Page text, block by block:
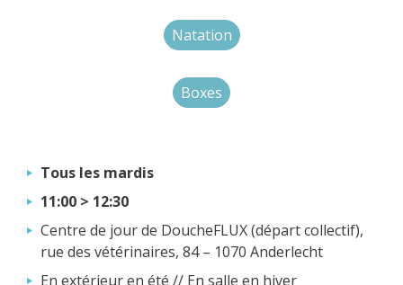
Natation
Boxes
Tous les mardis
11:00 > 12:30
Centre de jour de DoucheFLUX (départ collectif),
rue des vétérinaires, 84 – 1070 Anderlecht
En extérieur en été // En salle en hiver